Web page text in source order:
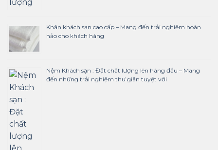
Khăn khách sạn cao cấp – Mang đến trải nghiệm hoàn
hảo cho khách hàng
Nệm Khách sạn : Đặt chất lượng lên hàng đầu – Mang
đến những trải nghiệm thư giãn tuyệt vời